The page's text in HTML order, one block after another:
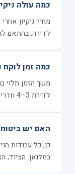
כמה עולה
לדירה, בהתאם
כמה זמן לוקח
לדירת 3–4 חדרים.
האם יש
כן, כל עבודות
במלואן. הציוד,